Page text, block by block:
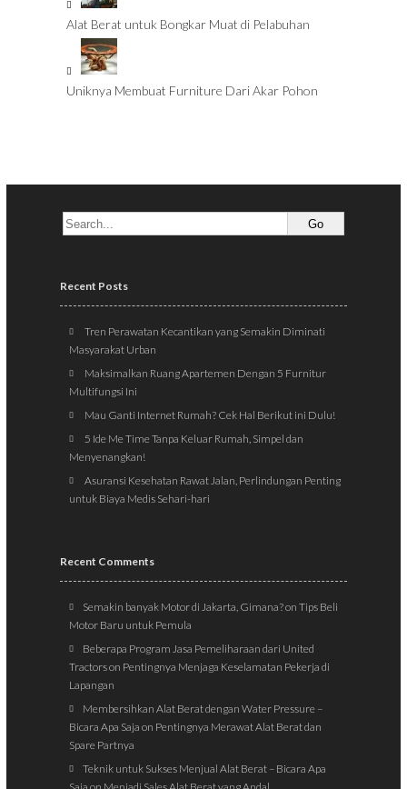
Alat Berat untuk Bongkar Muat di Pelabuhan
Uniknya Membuat Furniture Dari Akar Pohon
Recent Posts
Tren Perawatan Kecantikan yang Semakin Diminati
Masyarakat Urban
Maksimalkan Ruang Apartemen Dengan 5 Furnitur
Multifungsi Ini
Mau Ganti Internet Rumah? Cek Hal Berikut ini Dulu!
5 Ide Me Time Tanpa Keluar Rumah, Simpel dan
Menyenangkan!
Asuransi Kesehatan Rawat Jalan, Perlindungan Penting
untuk Biaya Medis Sehari-hari
Recent Comments
Semakin banyak Motor di Jakarta, Gimana?onTips Beli
Motor Baru untuk Pemula
Beberapa Program Jasa Pemeliharaan dari United
Tractorson Pentingnya Menjaga Keselamatan Pekerja di
Lapangan
Membersihkan Alat Berat dengan Water Pressure –
Bicara Apa Saja on Pentingnya Merawat Alat Berat dan
Spare Partnya
Teknik untuk Sukses Menjual Alat Berat – Bicara Apa